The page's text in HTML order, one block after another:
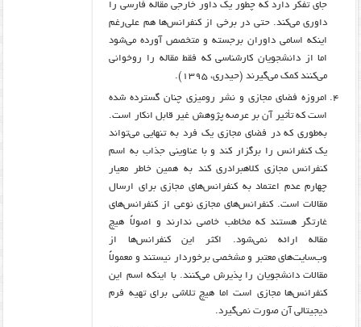
جای تفکر دارد که چطور یک داور خارجی مقاله فارسی را
داوری می‌کند. حتی در برخی از کنفرانس‌ها هم علی‌رغم
اینکه اسامی داوران برجسته و متخصص آورده می‌شود
اما از دانشجویان کارشناسی که فقط مقاله را روخوانی
می‌کنند کمک می‌گیرند (حیدری، ۱۳۹۵).
امروزه فضای مجازی و نشر رومیزی چنان گسترده شده
است که تأثیر آن بر عرصه پژوهش غیر قابل انکار است.
به‌طوری که در فضای مجازی یک فرد به تنهایی می‌تواند
یک کنفرانس را برگزار کند و با عناوینی جذاب به اسم
کنفرانس مجازی کلاهبرادری کند به همین خاطر معیار
چهارم عدم اعتماد به کنفرانس‌های مجازی برای ارسال
مقالات است. کنفرانس‌های مجازی نوعی از کنفرانس‌های
غارتگر هستند که مخاطب خاصی ندارند و اصولاً هیچ
مقاله ارائه نمی‌شود. اکثر این کنفرانس‌ها از
وب‌سایت‌های معتبر و مشخصی برخوردار نیستند و معمولاً
مقالات دانشجویان را پذیرش می‌کنند. با اینکه اسم این
کنفرانس‌ها مجازی است اما هیچ تلاشی برای تهیه فرم
دیجیتالی آن صورت نمی‌گیرد.